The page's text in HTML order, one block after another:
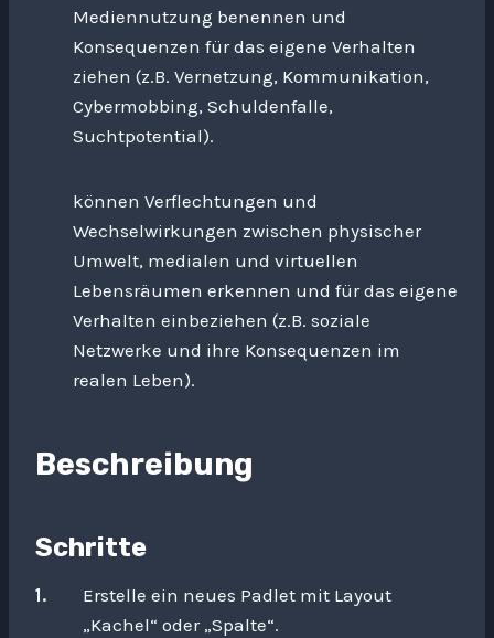
Mediennutzung benennen und
Konsequenzen für das eigene Verhalten
ziehen (z.B. Vernetzung, Kommunikation,
Cybermobbing, Schuldenfalle,
Suchtpotential).
können Verflechtungen und
Wechselwirkungen zwischen physischer
Umwelt, medialen und virtuellen
Lebensräumen erkennen und für das eigene
Verhalten einbeziehen (z.B. soziale
Netzwerke und ihre Konsequenzen im
realen Leben).
Beschreibung
Schritte
Erstelle ein neues Padlet mit Layout
„Kachel“ oder „Spalte“.